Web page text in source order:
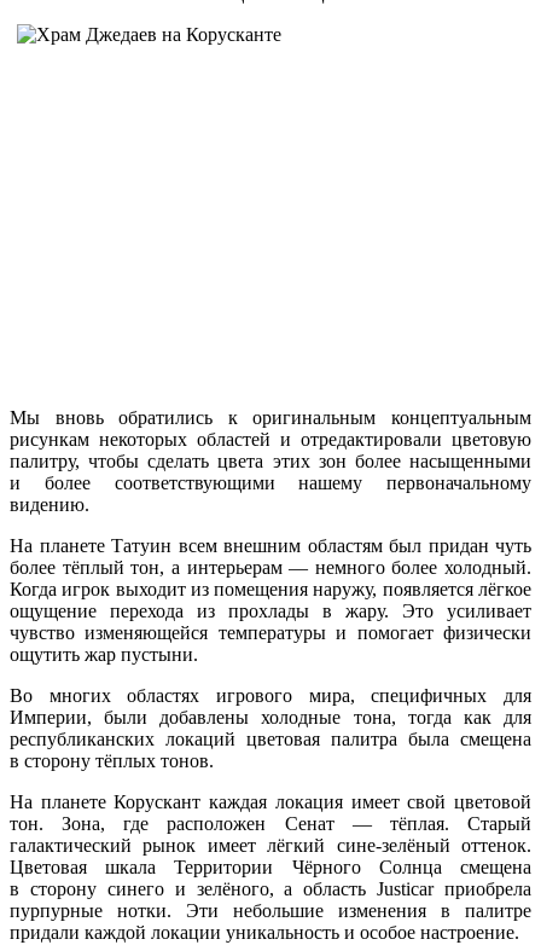
Мы вновь обратились к оригинальным концептуальным
рисункам некоторых областей и отредактировали цветовую
палитру, чтобы сделать цвета этих зон более насыщенными
и болеесоответствующими нашему первоначальному
видению.
На планете Татуин всем внешним областям был придан чуть
более тёплый тон, а интерьерам — немного более холодный.
Когда игрок выходит из помещения наружу, появляется лёгкое
ощущение перехода из прохлады в жару.
Это усиливает
чувство изменяющейся температурыи помогаетфизически
ощутить жар пустыни.
Во многих областях игрового мира, специфичных для
Империи, были добавлены холодные тона, тогда как для
республиканских локаций цветовая палитра была смещена
в сторону тёплых тонов.
На планете Корускант каждая локация имеет свой цветовой
тон. Зона, где расположен Сенат —тёплая. Старый
галактический рынок имеет лёгкий сине-зелёный оттенок.
Цветовая шкала Территории Чёрного Солнца смещена
в сторонусинего и зелёного, а область Justicar приобрела
пурпурные нотки. Эти небольшие изменения в палитре
придали каждой локации уникальность и особое настроение.